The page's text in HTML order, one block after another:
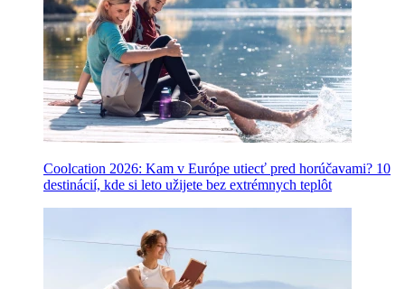
Coolcation 2026: Kam v Európe utiecť pred horúčavami? 10
destinácií, kde si leto užijete bez extrémnych teplôt